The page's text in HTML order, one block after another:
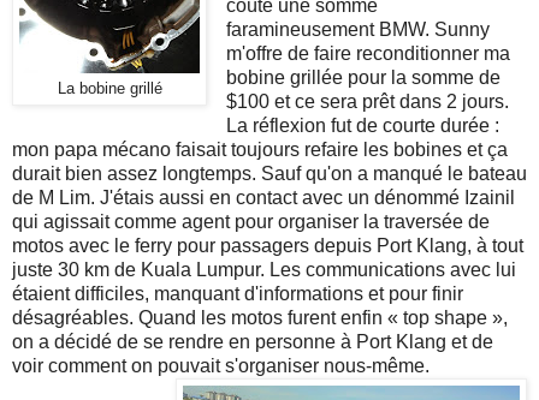
La bobine grillé
coûte une somme
faramineusement BMW. Sunny
m'offre de faire reconditionner ma
bobine grillée pour la somme de
$100 et ce sera prêt dans 2 jours.
La réflexion fut de courte durée :
mon papa mécano faisait toujours refaire les bobines et ça
durait bien assez longtemps. Sauf qu'on a manqué le bateau
de M Lim. J'étais aussi en contact avec un dénommé Izainil
qui agissait comme agent pour organiser la traversée de
motos avec le ferry pour passagers depuis Port Klang, à tout
juste 30 km de Kuala Lumpur. Les communications avec lui
étaient difficiles, manquant d'informations et pour finir
désagréables. Quand les motos furent enfin « top shape »,
on a décidé de se rendre en personne à Port Klang et de
voir comment on pouvait s'organiser nous-même.